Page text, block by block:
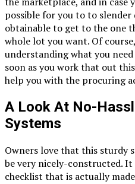
possible for you to to slender
obtainable to get to the one
whole lot you want. Of
understanding what you
soon as you work that out
help you with the procuring
A Look At No-
Systems
Owners love that this sturdy
be very nicely-constructed.
checklist that is actually